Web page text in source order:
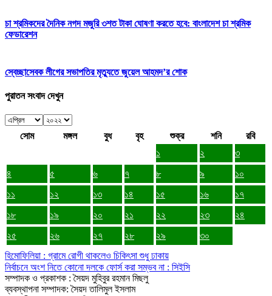
চা শ্রমিকদের দৈনিক নগদ মজুরি ৩শত টাকা ঘোষণা করতে হবে: বাংলাদেশ চা শ্রমিক
ফেডারেশন
স্বেচ্ছাসেবক লীগের সভাপতির মৃত্যুতে জুয়েল আহমদ’র শোক
পুরাতন সংবাদ দেখুন
সোম মঙ্গল বুধ বৃহ শুক্র শনি
রবি
১
২
৩
৪
৫ ৬ ৭ ৮ ৯
১০
১১
১২ ১৩ ১৪ ১৫ ১৬
১৭
১৮
১৯ ২০ ২১ ২২ ২৩
২৪
২৫
২৬ ২৭ ২৮ ২৯
৩০
হিমোফিলিয়া : গ্রামে রোগী থাকলেও চিকিৎসা শুধু ঢাকায়
নির্বাচনে অংশ নিতে কোনো দলকে ফোর্স করা সম্ভব না : সিইসি
সম্পাদক ও প্রকাশক : সৈয়দ মুহিবুর রহমান মিছলু
ব্যবস্থাপনা সম্পাদক: সৈয়দ তালিমুল ইসলাম